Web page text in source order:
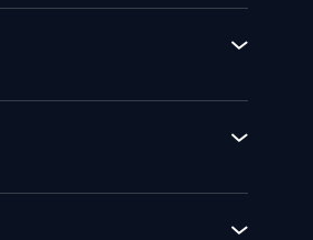
析平台
化
管理
管理